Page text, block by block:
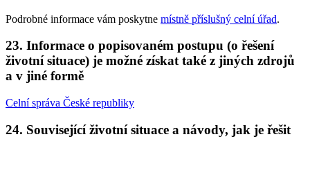
Podrobné informace vám poskytne místně příslušný celní úřad.
23. Informace o popisovaném postupu (o řešení
životní situace) je možné získat také z jiných zdrojů
a v jiné formě
Celní správa České republiky
24. Související životní situace a návody, jak je řešit